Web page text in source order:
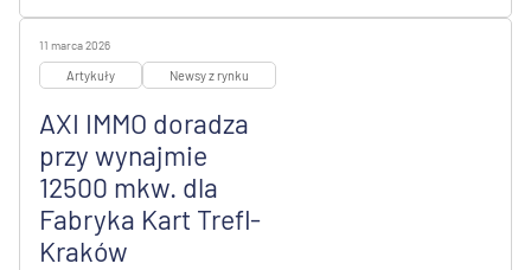
11 marca 2026
Artykuły Newsy z rynku
AXI IMMO doradza
przy wynajmie
12500 mkw. dla
Fabryka Kart Trefl-
Kraków